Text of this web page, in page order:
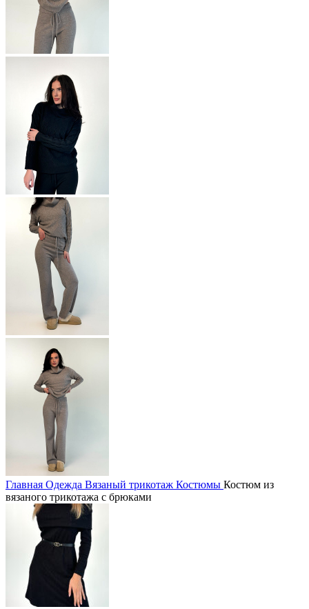
Главная Одежда Вязаный трикотаж Костюмы Костюм из
вязаного трикотажа с брюками